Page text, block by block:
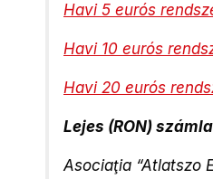
Havi 5 eurós
Havi 10 eurós
Havi 20 eurós
Lejes (RON)
Asociaţia “Atlatszo